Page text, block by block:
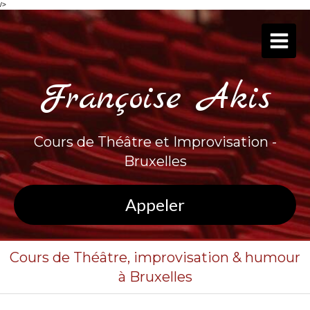
/>
Françoise Akis
Cours de Théâtre et Improvisation -
Bruxelles
Appeler
Cours de Théâtre, improvisation & humour
à Bruxelles